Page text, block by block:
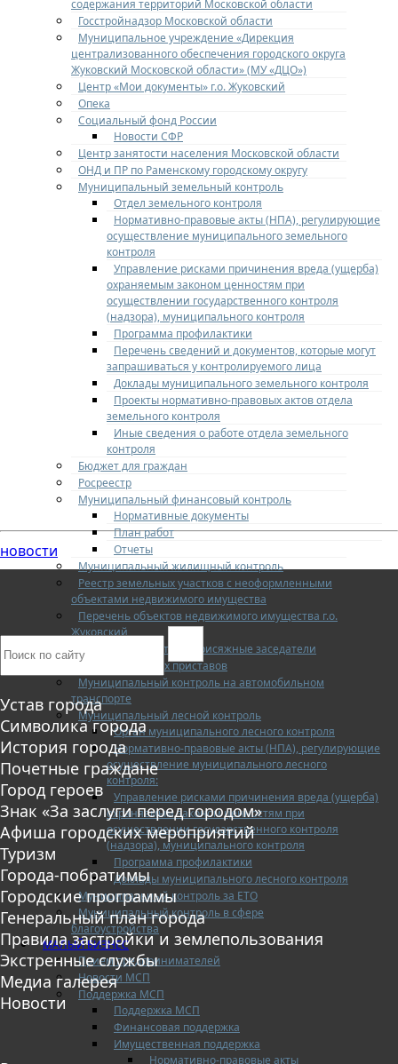
содержания территорий Московской области
Госстройнадзор Московской области
Муниципальное учреждение «Дирекция
централизованного обеспечения городского округа
Жуковский Московской области» (МУ «ДЦО»)
Центр «Мои документы» г.о. Жуковский
Опека
Социальный фонд России
Новости СФР
Центр занятости населения Московской области
ОНД и ПР по Раменскому городскому округу
Муниципальный земельный контроль
Отдел земельного контроля
Нормативно-правовые акты (НПА), регулирующие
осуществление муниципального земельного
контроля
Управление рисками причинения вреда (ущерба)
охраняемым законом ценностям при
осуществлении государственного контроля
(надзора), муниципального контроля
Программа профилактики
Перечень сведений и документов, которые могут
запрашиваться у контролируемого лица
Доклады муниципального земельного контроля
Проекты нормативно-правовых актов отдела
земельного контроля
Иные сведения о работе отдела земельного
контроля
Бюджет для граждан
Росреестр
Муниципальный финансовый контроль
Нормативные документы
План работ
Отчеты
Муниципальный жилищный контроль
Реестр земельных участков с неоформленными
объектами недвижимого имущества
Перечень объектов недвижимого имущества г.о.
Жуковский
Списки кандидатов в присяжные заседатели
Служба судебных приставов
Муниципальный контроль на автомобильном
транспорте
Муниципальный лесной контроль
Орган муниципального лесного контроля
Нормативно-правовые акты (НПА), регулирующие
осуществление муниципального лесного
контроля:
Управление рисками причинения вреда (ущерба)
охраняемым законом ценностям при
осуществлении государственного контроля
(надзора), муниципального контроля
Программа профилактики
Доклады муниципального лесного контроля
Муниципальный контроль за ЕТО
Муниципальный контроль в сфере
благоустройства
МАЛЫЙ БИЗНЕС
Прием предпринимателей
Новости МСП
Поддержка МСП
Поддержка МСП
Финансовая поддержка
Имущественная поддержка
Нормативно-правовые акты
новости
Устав города
Символика города
История города
Почетные граждане
Город героев
Знак «За заслуги перед городом»
Афиша городских мероприятий
Туризм
Города-побратимы
Городские программы
Генеральный план города
Правила застройки и землепользования
Экстренные службы
Медиа галерея
Новости